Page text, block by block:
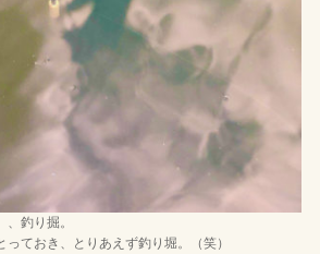
釣り掘。
ておき、とりあえず釣り堀。（笑）